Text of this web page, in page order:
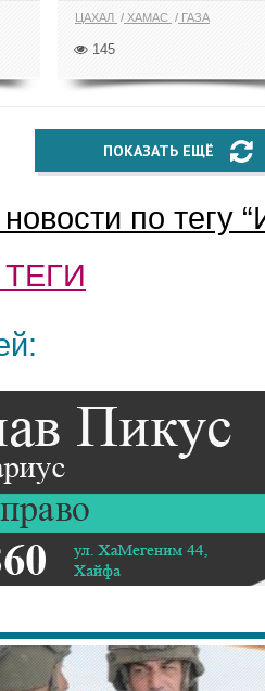
ЦАХАЛ ХАМАС ГАЗА
145
ПОКАЗАТЬ ЕЩЁ
по тегу “
ТЕГИ